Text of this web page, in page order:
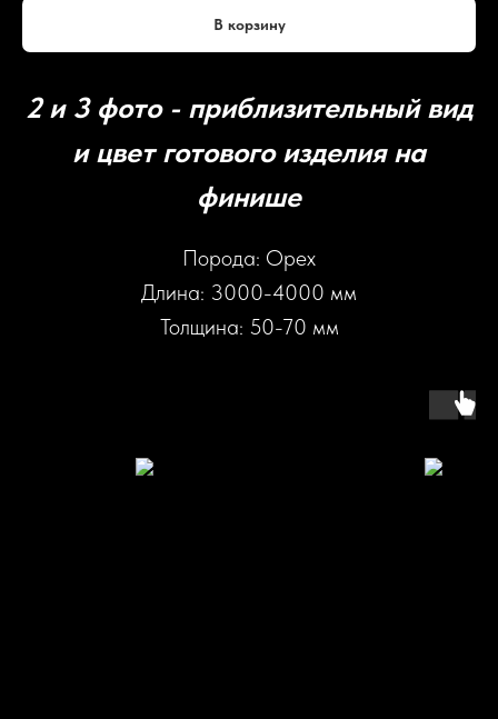
В корзину
2 и 3 фото - приблизительный вид
и цвет готового изделия на
финише
Порода: Орех
Длина: 3000-4000 мм
Толщина: 50-70 мм